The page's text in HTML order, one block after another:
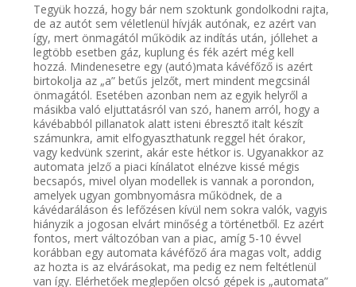
Tegyük hozzá, hogy bár nem szoktunk gondolkodni rajta,
de az autót sem véletlenül hívják autónak, ez azért van
így, mert önmagától működik az indítás után, jóllehet a
legtöbb esetben gáz, kuplung és fék azért még kell
hozzá. Mindenesetre egy (autó)mata kávéfőző is azért
birtokolja az „a” betűs jelzőt, mert mindent megcsinál
önmagától. Esetében azonban nem az egyik helyről a
másikba való eljuttatásról van szó, hanem arról, hogy a
kávébabból pillanatok alatt isteni ébresztő italt készít
számunkra, amit elfogyaszthatunk reggel hét órakor,
vagy kedvünk szerint, akár este hétkor is. Ugyanakkor az
automata jelző a piaci kínálatot elnézve kissé mégis
becsapós, mivel olyan modellek is vannak a porondon,
amelyek ugyan gombnyomásra működnek, de a
kávédaráláson és lefőzésen kívül nem sokra valók, vagyis
hiányzik a jogosan elvárt minőség a történetből. Ez azért
fontos, mert változóban van a piac, amíg 5-10 évvel
korábban egy automata kávéfőző ára magas volt, addig
az hozta is az elvárásokat, ma pedig ez nem feltétlenül
van így. Elérhetőek meglepően olcsó gépek is „automata”